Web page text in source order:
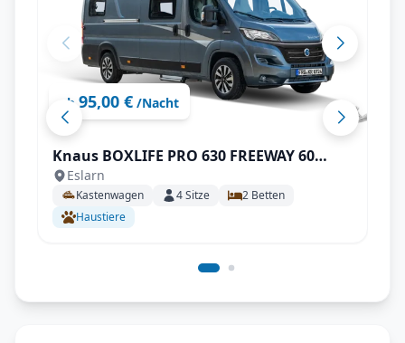
ab 95,00 € /Nacht
Knaus BOXLIFE PRO 630 FREEWAY 60
YEARS KNAUS mit AHK uvm.
Eslarn
Kastenwagen 4Sitze 2 Betten
Haustiere